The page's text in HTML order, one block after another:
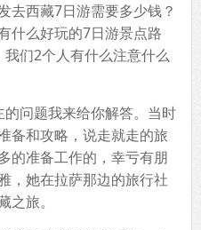
去西藏7日游需要多少钱？
什么好玩的7日游景点路
们2个人有什么注意什么
问题我来给你解答。当时
备和攻略，说走就走的旅
的准备工作的，幸亏有朋
，她在拉萨那边的旅行社
旅。